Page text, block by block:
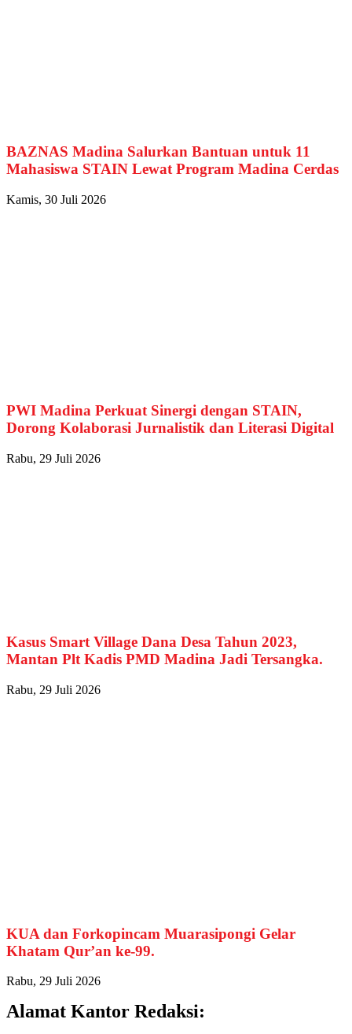
BAZNAS Madina Salurkan Bantuan untuk 11
Mahasiswa STAIN Lewat Program Madina Cerdas
Kamis, 30 Juli 2026
PWI Madina Perkuat Sinergi dengan STAIN,
Dorong Kolaborasi Jurnalistik dan Literasi Digital
Rabu, 29 Juli 2026
Kasus Smart Village Dana Desa Tahun 2023,
Mantan Plt Kadis PMD Madina Jadi Tersangka.
Rabu, 29 Juli 2026
KUA dan Forkopincam Muarasipongi Gelar
Khatam Qur’an ke-99.
Rabu, 29 Juli 2026
Alamat Kantor Redaksi: